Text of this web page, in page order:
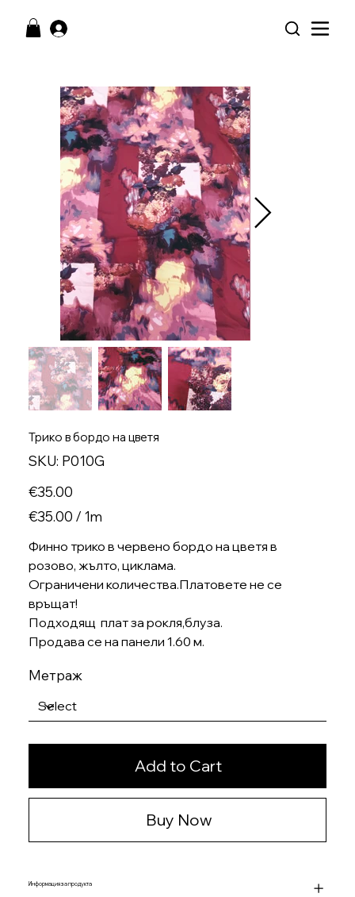
Трико в бордо на цветя
SKU: SKU
P010G
P010G
Price
€35.00
€35.00
per
€35.00 / 1m
Финно трико в червено бордо на цветя в
розово, жълто, циклама.
Ограничени количества.Платовете не се
връщат!
Подходящ плат за рокля,блуза.
Продава се на панели 1.60 м.
Метраж
Add to Cart
Buy Now
Информация за продукта